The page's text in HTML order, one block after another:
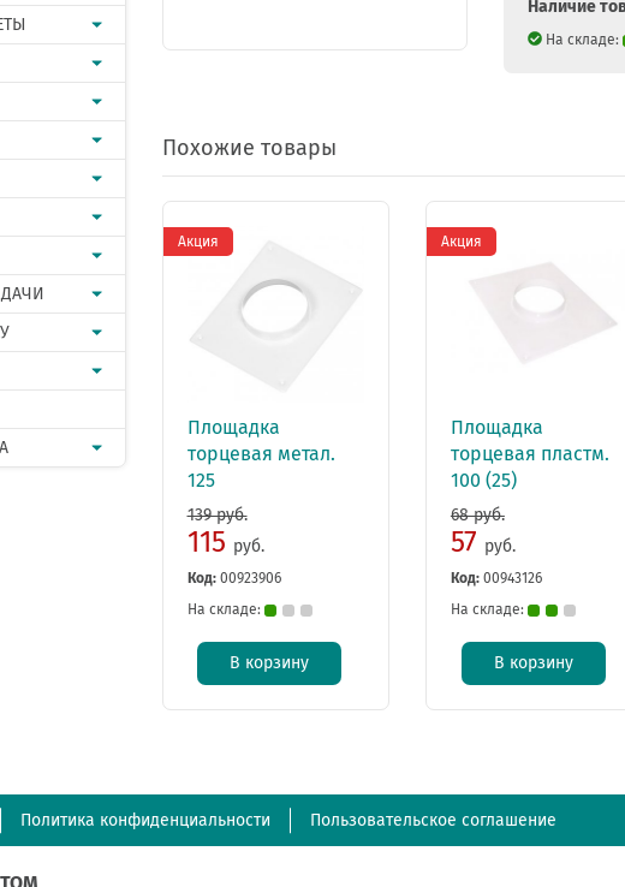
Наличие
На складе:
Похожие товары
Площадка
торцевая метал.
125
139 руб.
115 руб.
Код: 00923906
На складе:
В корзину
Акция
Площадка
торцевая пластм.
100 (25)
68 руб.
57 руб.
Код: 00943126
На складе:
В корзину
Акция
Политика конфиденциальности Пользовательское соглашение